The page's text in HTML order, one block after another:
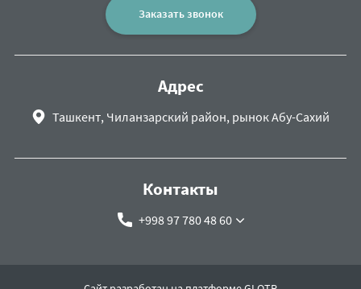
Заказать звонок
Адрес
Ташкент, Чиланзарский район, рынок Абу-Сахий
Контакты
+998 97 780 48 60